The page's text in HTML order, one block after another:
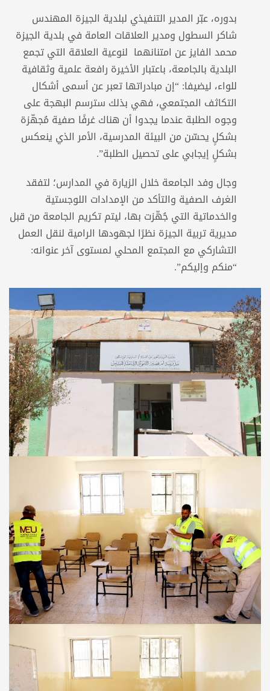
بدوره، عبّر المدير التنفيذي لبلدية الجيزة المهندس
شاكر السطول ومدير العلاقات العامة في بلدية الجيزة
محمد الفايز عن امتنانهما لنوعية العلاقة التي تجمع
البلدية بالجامعة، باعتبار الأخيرة رافعة علمية وثقافية
للواء، ليضيفا: “إن مبادراتها تعبر عن أسمى أشكال
التكاثف المجتمعي، فهي بذلك سترسم البهجة على
وجوه الطلبة عندما يجدوا أن هناك غرفًا صفية مُجهّزة
بشكلٍ يحسّن من البيئة المدرسية، الأمر الذي ينعكس
بشكلٍ إيجابي على تحصيل الطلبة”.
وجال وفد الجامعة خلال الزيارة في المدارس؛ لتفقد
الغرف الصفية والتأكد من الإمدادات اللوجستية
والخدماتية التي جُهّزت بها، ليتم تكريم الجامعة من قبل
مديرية تربية الجيزة نظرًا لجهودها الرامية لنقل العمل
التشاركي مع المجتمع المحلي لمستوى آخر عنوانه:
“منكم وإليكم”.